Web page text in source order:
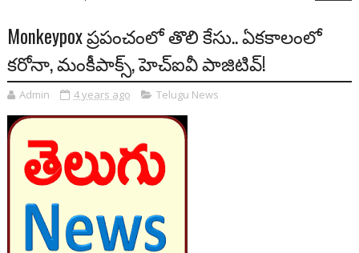
Monkeypox ప్రపంచంలో తొలి కేసు.. ఏకకాలంలో
కరోనా, మంకీపాక్స్‌, హెచ్‌ఐవీ పాజిటివ్‌!
Admin 4 years ago Telugu News